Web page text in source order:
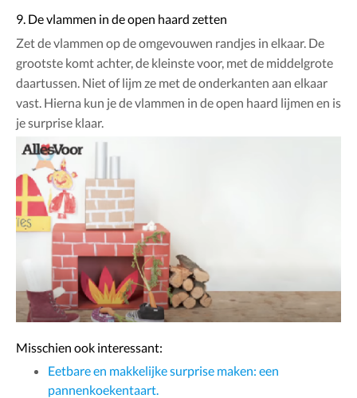
9. De vlammen in de open haard zetten
Zet de vlammen op de omgevouwen randjes in elkaar. De
grootste komt achter, de kleinste voor, met de middelgrote
daartussen. Niet of lijm ze met de onderkanten aan elkaar
vast. Hierna kun je de vlammen in de open haard lijmen en is
je surprise klaar.
Misschien ook interessant:
Eetbare en makkelijke surprise maken: een
pannenkoekentaart.